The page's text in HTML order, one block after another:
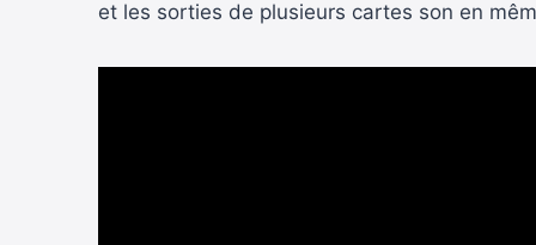
et les sorties de plusieurs cartes son en